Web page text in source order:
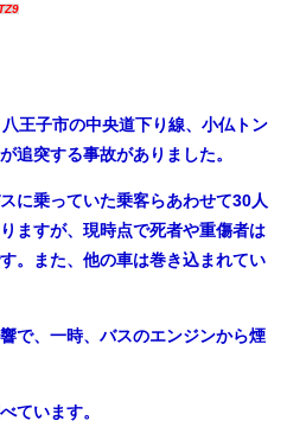
王子市の中央道下り線、小仏トン
追突する事故がありました。
に乗っていた乗客らあわせて30人
ますが、現時点で死者や重傷者は
。また、他の車は巻き込まれてい
で、一時、バスのエンジンから煙
ています。